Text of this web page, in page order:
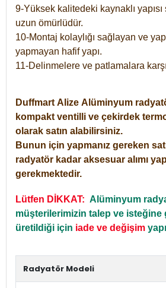
9-Yüksek kalitedeki kaynaklı
uzun ömürlüdür.
10-Montaj kolaylığı sağlayan ve
yapmayan hafif yapı.
11-Delinmelere ve patlamalara
Duffmart Alize Alüminyum
kompakt ventilli ve çekirdek
olarak satın alabilirsiniz.
Bunun için yapmanız gereken
radyatör kadar aksesuar alımı
gerekmektedir.
Lütfen DİKKAT: Alüminyum
müşterilerimizin talep ve isteğine
üretildiği için iade ve değişim
Radyatör Modeli